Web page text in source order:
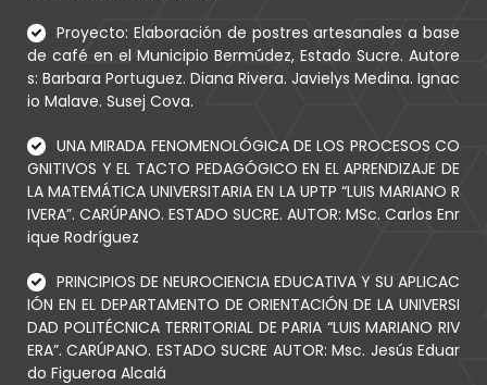
Proyecto: Elaboración de postres artesanales a base
de café en el Municipio Bermúdez, Estado Sucre. Autore
s: Barbara Portuguez. Diana Rivera. Javielys Medina. Ignac
io Malave. Susej Cova.
UNA MIRADA FENOMENOLÓGICA DE LOS PROCESOS CO
GNITIVOS Y EL TACTO PEDAGÓGICO EN EL APRENDIZAJE DE
LA MATEMÁTICA UNIVERSITARIA EN LA UPTP “LUIS MARIANO R
IVERA”. CARÚPANO. ESTADO SUCRE. AUTOR: MSc. Carlos Enr
ique Rodríguez
PRINCIPIOS DE NEUROCIENCIA EDUCATIVA Y SU APLICAC
IÓN EN EL DEPARTAMENTO DE ORIENTACIÓN DE LA UNIVERSI
DAD POLITÉCNICA TERRITORIAL DE PARIA “LUIS MARIANO RIV
ERA”. CARÚPANO. ESTADO SUCRE AUTOR: Msc. Jesús Eduar
do Figueroa Alcalá